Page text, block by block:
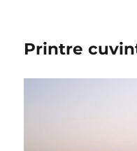
Printre